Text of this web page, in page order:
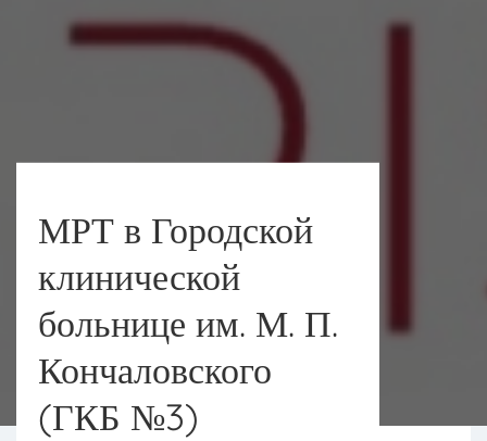
МРТ в Городской
клинической
больнице им. М. П.
Кончаловского
(ГКБ №3)